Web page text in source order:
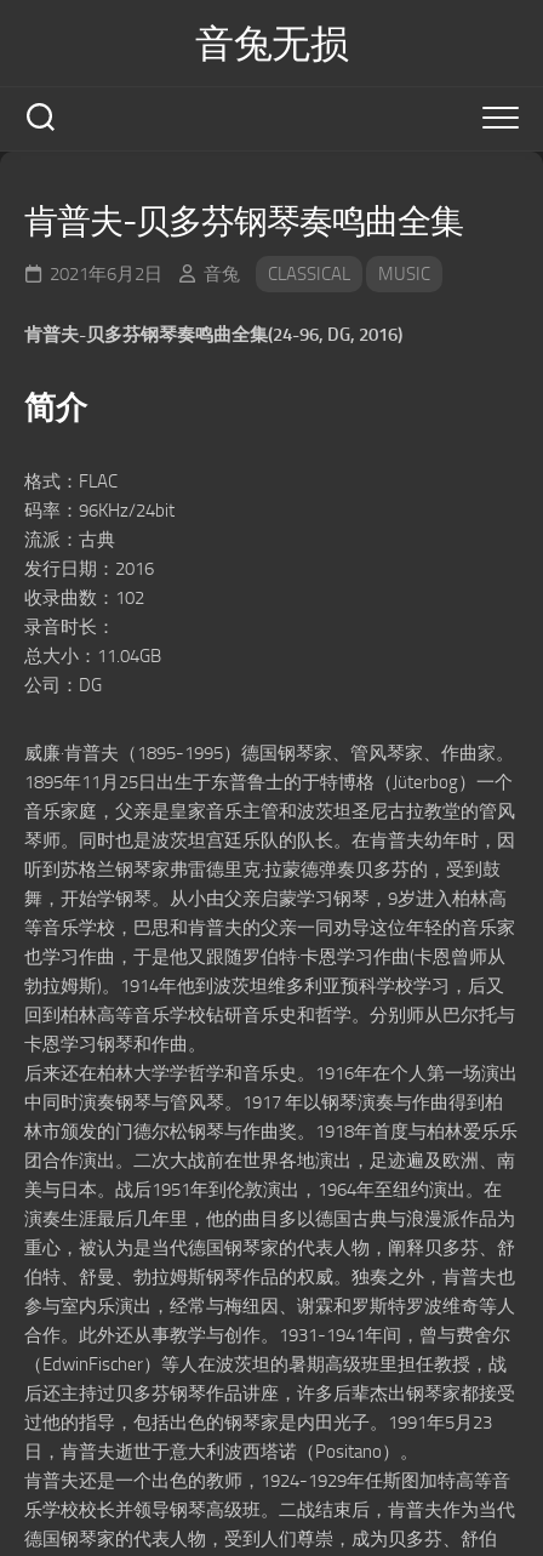
音兔无损
肯普夫-贝多芬钢琴奏鸣曲全集
2021年6月2日 音兔 CLASSICAL MUSIC
肯普夫-贝多芬钢琴奏鸣曲全集(24-96, DG, 2016)
简介
格式：FLAC
码率：96KHz/24bit
流派：古典
发行日期：2016
收录曲数：102
录音时长：
总大小：11.04GB
公司：DG
威廉·肯普夫（1895-1995）德国钢琴家、管风琴家、作曲家。
1895年11月25日出生于东普鲁士的于特博格（Jüterbog）一个
音乐家庭，父亲是皇家音乐主管和波茨坦圣尼古拉教堂的管风
琴师。同时也是波茨坦宫廷乐队的队长。在肯普夫幼年时，因
听到苏格兰钢琴家弗雷德里克·拉蒙德弹奏贝多芬的，受到鼓
舞，开始学钢琴。从小由父亲启蒙学习钢琴，9岁进入柏林高
等音乐学校，巴思和肯普夫的父亲一同劝导这位年轻的音乐家
也学习作曲，于是他又跟随罗伯特·卡恩学习作曲(卡恩曾师从
勃拉姆斯)。1914年他到波茨坦维多利亚预科学校学习，后又
回到柏林高等音乐学校钻研音乐史和哲学。分别师从巴尔托与
卡恩学习钢琴和作曲。
后来还在柏林大学学哲学和音乐史。1916年在个人第一场演出
中同时演奏钢琴与管风琴。1917 年以钢琴演奏与作曲得到柏
林市颁发的门德尔松钢琴与作曲奖。1918年首度与柏林爱乐乐
团合作演出。二次大战前在世界各地演出，足迹遍及欧洲、南
美与日本。战后1951年到伦敦演出，1964年至纽约演出。在
演奏生涯最后几年里，他的曲目多以德国古典与浪漫派作品为
重心，被认为是当代德国钢琴家的代表人物，阐释贝多芬、舒
伯特、舒曼、勃拉姆斯钢琴作品的权威。独奏之外，肯普夫也
参与室内乐演出，经常与梅纽因、谢霖和罗斯特罗波维奇等人
合作。此外还从事教学与创作。1931-1941年间，曾与费舍尔
（EdwinFischer）等人在波茨坦的暑期高级班里担任教授，战
后还主持过贝多芬钢琴作品讲座，许多后辈杰出钢琴家都接受
过他的指导，包括出色的钢琴家是内田光子。1991年5月23
日，肯普夫逝世于意大利波西塔诺（Positano）。
肯普夫还是一个出色的教师，1924-1929年任斯图加特高等音
乐学校校长并领导钢琴高级班。二战结束后，肯普夫作为当代
德国钢琴家的代表人物，受到人们尊崇，成为贝多芬、舒伯